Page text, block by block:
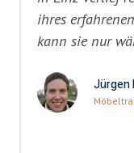
ihres
kann sie nur
Jürgen